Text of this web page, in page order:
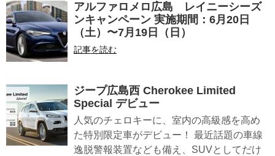
アルファロメロ広島 レイニーシーズ
ンキャンペーン 実施期間：6月20日
（⼟）〜7月19日（⽇）
記事を読む
ジープ広島西 Cherokee Limited
Special デビュー
人気のチェロキーに、室内の高級感を高め
た特別限定車がデビュー！ 最近話題の車線
逸脱警報装置なども備え、SUVとしてだけ